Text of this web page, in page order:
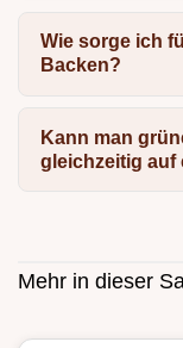
Wie sorge ich
Backen?
Kann man
gleichzeitig auf
Mehr in dieser